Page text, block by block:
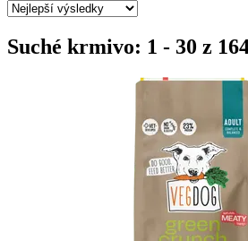
Suché krmivo: 1 - 30 z